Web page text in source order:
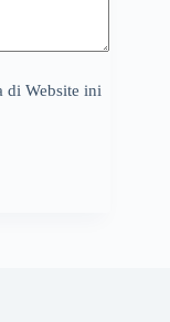
di Website ini